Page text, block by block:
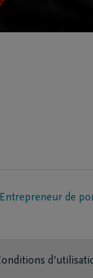
Entrepreneur de